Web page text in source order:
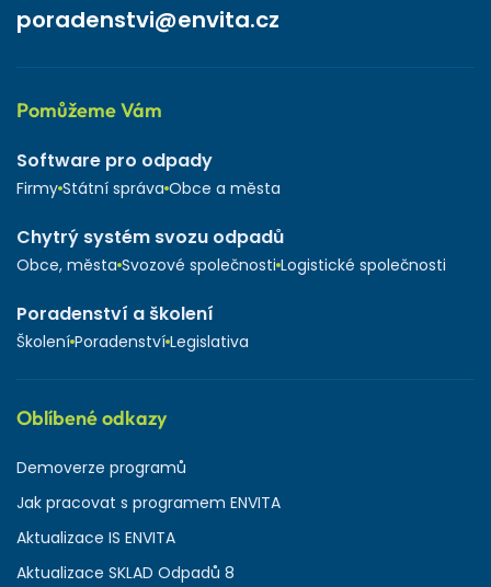
poradenstvi@envita.cz
Pomůžeme Vám
Software pro odpady
Firmy Státní správa Obce a města
Chytrý systém svozu odpadů
Obce, města Svozové společnosti Logistické společnosti
Poradenství a školení
Školení Poradenství Legislativa
Oblíbené odkazy
Demoverze programů
Jak pracovat s programem ENVITA
Aktualizace IS ENVITA
Aktualizace SKLAD Odpadů 8